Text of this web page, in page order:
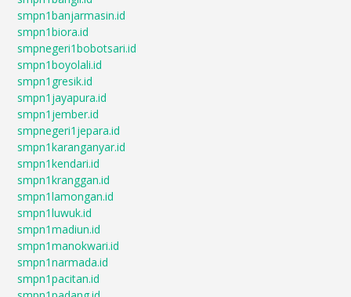
smpn1banjarmasin.id
smpn1biora.id
smpnegeri1bobotsari.id
smpn1boyolali.id
smpn1gresik.id
smpn1jayapura.id
smpn1jember.id
smpnegeri1jepara.id
smpn1karanganyar.id
smpn1kendari.id
smpn1kranggan.id
smpn1lamongan.id
smpn1luwuk.id
smpn1madiun.id
smpn1manokwari.id
smpn1narmada.id
smpn1pacitan.id